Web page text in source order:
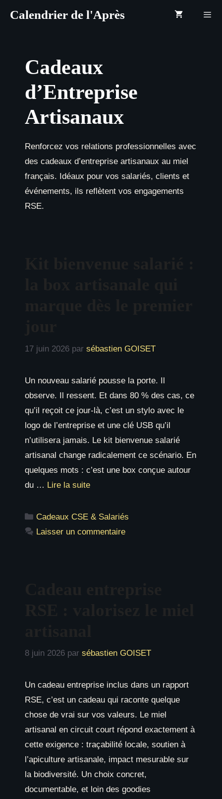
Calendrier de l'Après
Cadeaux
d’Entreprise
Artisanaux
Renforcez vos relations professionnelles avec
des cadeaux d’entreprise artisanaux au miel
français. Idéaux pour vos salariés, clients et
événements, ils reflètent vos engagements
RSE.
17 juin 2026 par sébastien GOISET
Un nouveau salarié pousse la porte. Il
observe. Il ressent. Et dans 80 % des cas, ce
qu’il reçoit ce jour-là, c’est un stylo avec le
logo de l’entreprise et une clé USB qu’il
n’utilisera jamais. Le kit bienvenue salarié
artisanal change radicalement ce scénario. En
quelques mots : c’est une box conçue autour
du … Lire la suite
Catégories
Cadeaux CSE & Salariés
Laisser un commentaire
8 juin 2026 par sébastien GOISET
Un cadeau entreprise inclus dans un rapport
RSE, c’est un cadeau qui raconte quelque
chose de vrai sur vos valeurs. Le miel
artisanal en circuit court répond exactement à
cette exigence : traçabilité locale, soutien à
l’apiculture artisanale, impact mesurable sur
la biodiversité. Un choix concret,
documentable, et loin des goodies